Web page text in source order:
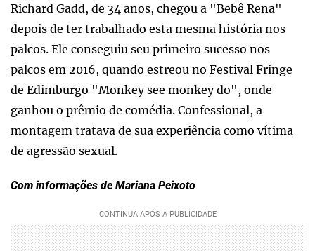
Richard Gadd, de 34 anos, chegou a "Bebê Rena"
depois de ter trabalhado esta mesma história nos
palcos. Ele conseguiu seu primeiro sucesso nos
palcos em 2016, quando estreou no Festival Fringe
de Edimburgo "Monkey see monkey do", onde
ganhou o prêmio de comédia. Confessional, a
montagem tratava de sua experiência como vítima
de agressão sexual.
Com informações de Mariana Peixoto